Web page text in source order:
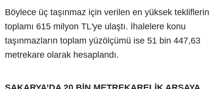
Böylece üç taşınmaz için verilen en yüksek tekliflerin
toplamı 615 milyon TL'ye ulaştı. İhalelere konu
taşınmazların toplam yüzölçümü ise 51 bin 447,63
metrekare olarak hesaplandı.